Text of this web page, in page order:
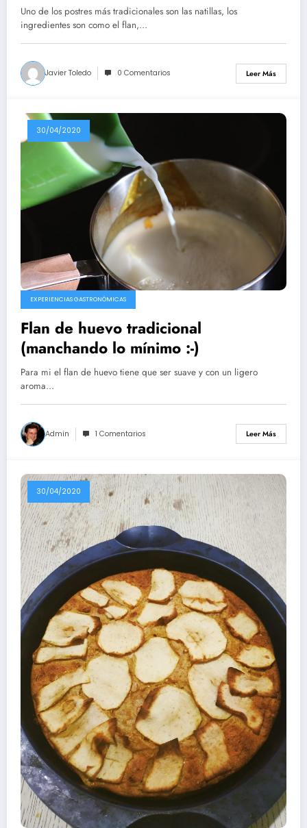
Uno de los postres más tradicionales son las natillas, los
ingredientes son como el flan,…
Javier Toledo 0 Comentarios Leer Más
30/04/2020
EXPERIENCIAS GASTRONÓMICAS
Flan de huevo tradicional
(manchando lo mínimo :-)
Para mi el flan de huevo tiene que ser suave y con un ligero
aroma…
Admin 1 Comentarios Leer Más
30/04/2020